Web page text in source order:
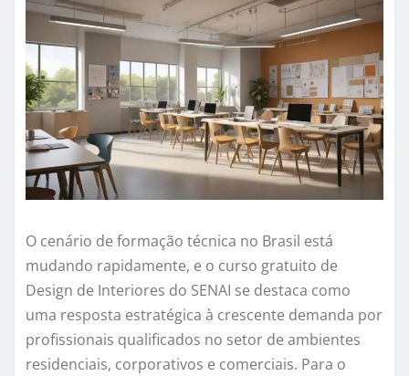
O cenário de formação técnica no Brasil está
mudando rapidamente, e o curso gratuito de
Design de Interiores do SENAI se destaca como
uma resposta estratégica à crescente demanda por
profissionais qualificados no setor de ambientes
residenciais, corporativos e comerciais. Para o